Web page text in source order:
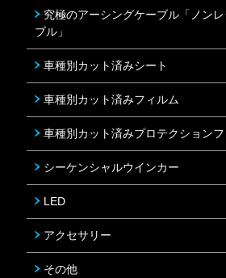
究極のアーシングケーブル「ノン
ブル」
車種別カット済みシート
車種別カット済みフィルム
車種別カット済みプロテクション
シーケンシャルウインカー
LED
アクセサリー
その他